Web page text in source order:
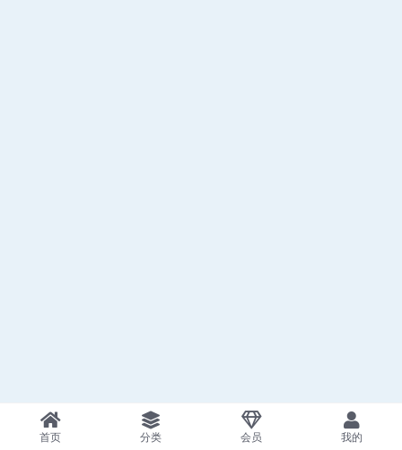
首页 分类 会员 我的